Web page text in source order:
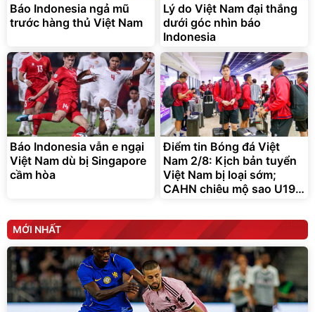
Đã bán nhiều Đang xem nhiều
G-FORCE VIETNA
Báo Indonesia ngả mũ
trước hàng thủ Việt Nam
Lý do Việt Nam đại thắng
dưới góc nhìn báo
Indonesia
Báo Indonesia vẫn e ngại
Việt Nam dù bị Singapore
cầm hòa
Điểm tin Bóng đá Việt
Nam 2/8: Kịch bản tuyển
Việt Nam bị loại sớm;
CAHN chiêu mộ sao U19
MỚI NHẤT